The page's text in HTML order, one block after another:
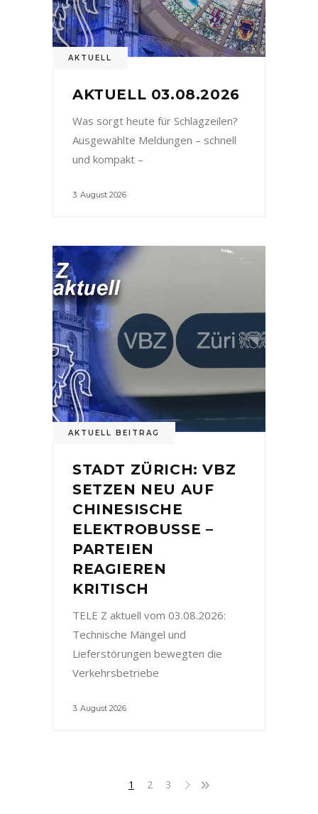
AKTUELL
AKTUELL 03.08.2026
Was sorgt heute für Schlagzeilen?
Ausgewählte Meldungen – schnell
und kompakt –
3. August 2026
AKTUELL BEITRAG
STADT ZÜRICH: VBZ
SETZEN NEU AUF
CHINESISCHE
ELEKTROBUSSE –
PARTEIEN
REAGIEREN
KRITISCH
TELE Z aktuell vom 03.08.2026:
Technische Mängel und
Lieferstörungen bewegten die
Verkehrsbetriebe
3. August 2026
1 2 3